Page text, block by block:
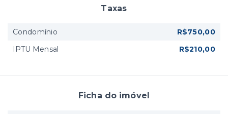
Taxas
Condomínio
R$750,00
IPTU Mensal
R$210,00
Ficha do imóvel